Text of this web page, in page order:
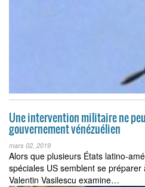
Une intervention militaire ne
gouvernement vénézuélien
mars 02, 2019
Alors que plusieurs États latino-
spéciales US semblent se
Valentin Vasilescu examine…